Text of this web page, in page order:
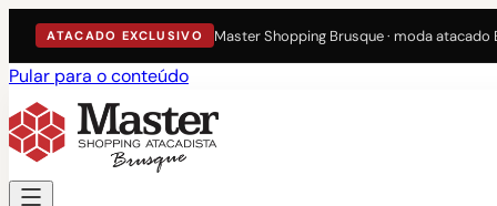
ATACADO EXCLUSIVO Master Shopping Brusque · moda atacado
Pular para o conteúdo